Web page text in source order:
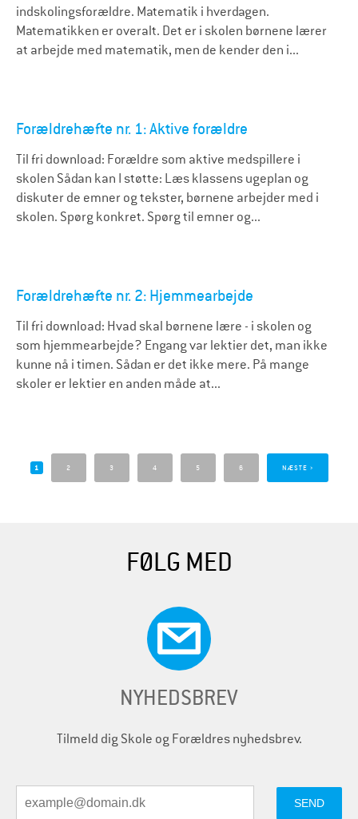
indskolingsforældre. Matematik i hverdagen.
Matematikken er overalt. Det er i skolen børnene lærer
at arbejde med matematik, men de kender den i...
Forældrehæfte nr. 1: Aktive forældre
Til fri download: Forældre som aktive medspillere i
skolen Sådan kan I støtte: Læs klassens ugeplan og
diskuter de emner og tekster, børnene arbejder med i
skolen. Spørg konkret. Spørg til emner og...
Forældrehæfte nr. 2: Hjemmearbejde
Til fri download: Hvad skal børnene lære - i skolen og
som hjemmearbejde? Engang var lektier det, man ikke
kunne nå i timen. Sådan er det ikke mere. På mange
skoler er lektier en anden måde at...
1 2 3 4 5 6 NÆSTE ›
FØLG MED
NYHEDSBREV
Tilmeld dig Skole og Forældres nyhedsbrev.